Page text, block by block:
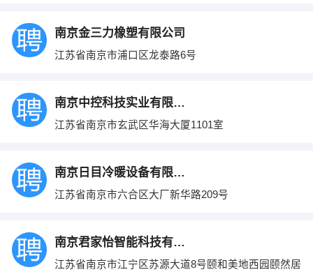
南京金三力橡塑有限公司
江苏省南京市浦口区龙泰路6号
南京中控科技实业有限公司
江苏省南京市玄武区华海大厦1101室
南京日目冷暖设备有限公司
江苏省南京市六合区大厂新华路209号
南京君家怡智能科技有限公司
江苏省南京市江宁区苏源大道8号颐和美地西园颐然居